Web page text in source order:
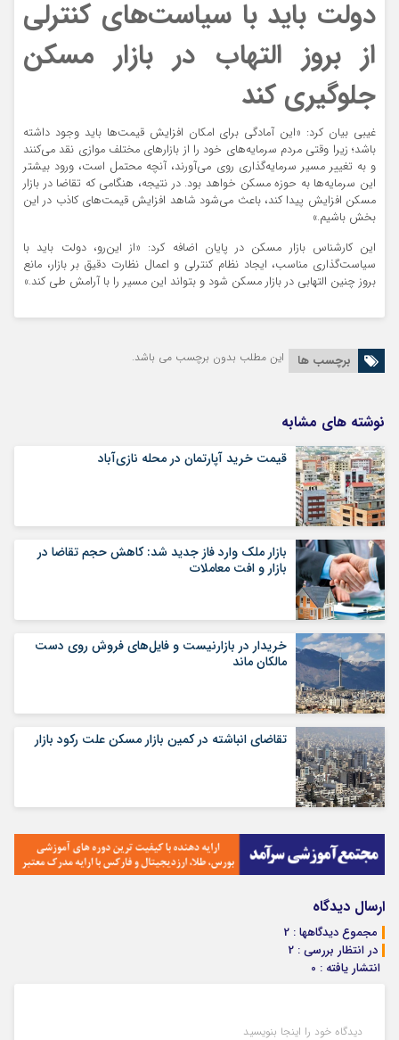
دولت باید با سیاست‌‌های کنترلی
از بروز التهاب در بازار مسکن
جلوگیری کند
غیبی بیان کرد:‌ «این آمادگی برای امکان افزایش قیمت‌ها باید وجود داشته
باشد؛ زیرا وقتی مردم سرمایه‌های خود را از بازارهای مختلف موازی نقد می‌کنند
و به تغییر مسیر سرمایه‌گذاری روی می‌آورند، آنچه محتمل است، ورود بیشتر
این سرمایه‌ها به حوزه مسکن خواهد بود. در نتیجه، هنگامی که تقاضا در بازار
مسکن افزایش پیدا کند، باعث می‌شود شاهد افزایش قیمت‌های کاذب در این
بخش باشیم.»
این کارشناس بازار مسکن در پایان اضافه کرد: «از این‌رو، دولت باید با
سیاست‌گذاری مناسب، ایجاد نظام کنترلی و اعمال نظارت دقیق بر بازار، مانع
بروز چنین التهابی در بازار مسکن شود و بتواند این مسیر را با آرامش طی کند.»
برچسب ها این مطلب بدون برچسب می باشد.
نوشته های مشابه
قیمت خرید آپارتمان در محله نازی‌آباد
بازار ملک وارد فاز جدید شد: کاهش حجم تقاضا در
بازار و افت معاملات
خریدار در بازارنیست و فایل‌های فروش روی دست
مالکان ماند
تقاضای انباشته در کمین بازار مسکن علت رکود بازار
ارسال دیدگاه
مجموع دیدگاهها : 2
در انتظار بررسی : 2
انتشار یافته : 0
دیدگاه خود را اینجا بنویسید